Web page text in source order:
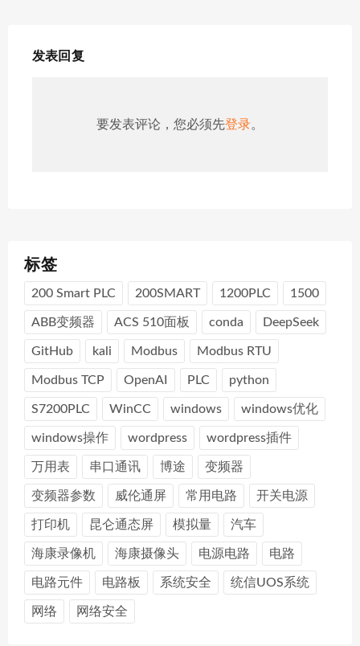
发表回复
要发表评论，您必须先登录。
标签
200 Smart PLC 200SMART 1200PLC 1500
ABB变频器 ACS 510面板 conda DeepSeek
GitHub kali Modbus Modbus RTU
Modbus TCP OpenAI PLC python
S7200PLC WinCC windows windows优化
windows操作 wordpress wordpress插件
万用表 串口通讯 博途 变频器
变频器参数 威伦通屏 常用电路 开关电源
打印机 昆仑通态屏 模拟量 汽车
海康录像机 海康摄像头 电源电路 电路
电路元件 电路板 系统安全 统信UOS系统
网络 网络安全